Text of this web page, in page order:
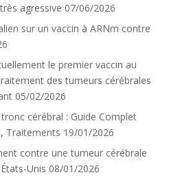
agressive 07/06/2026
sur un vaccin à ARNm contre
le premier vaccin au
des tumeurs cérébrales
05/02/2026
cérébral : Guide Complet
Traitements 19/01/2026
contre une tumeur cérébrale
Unis 08/01/2026